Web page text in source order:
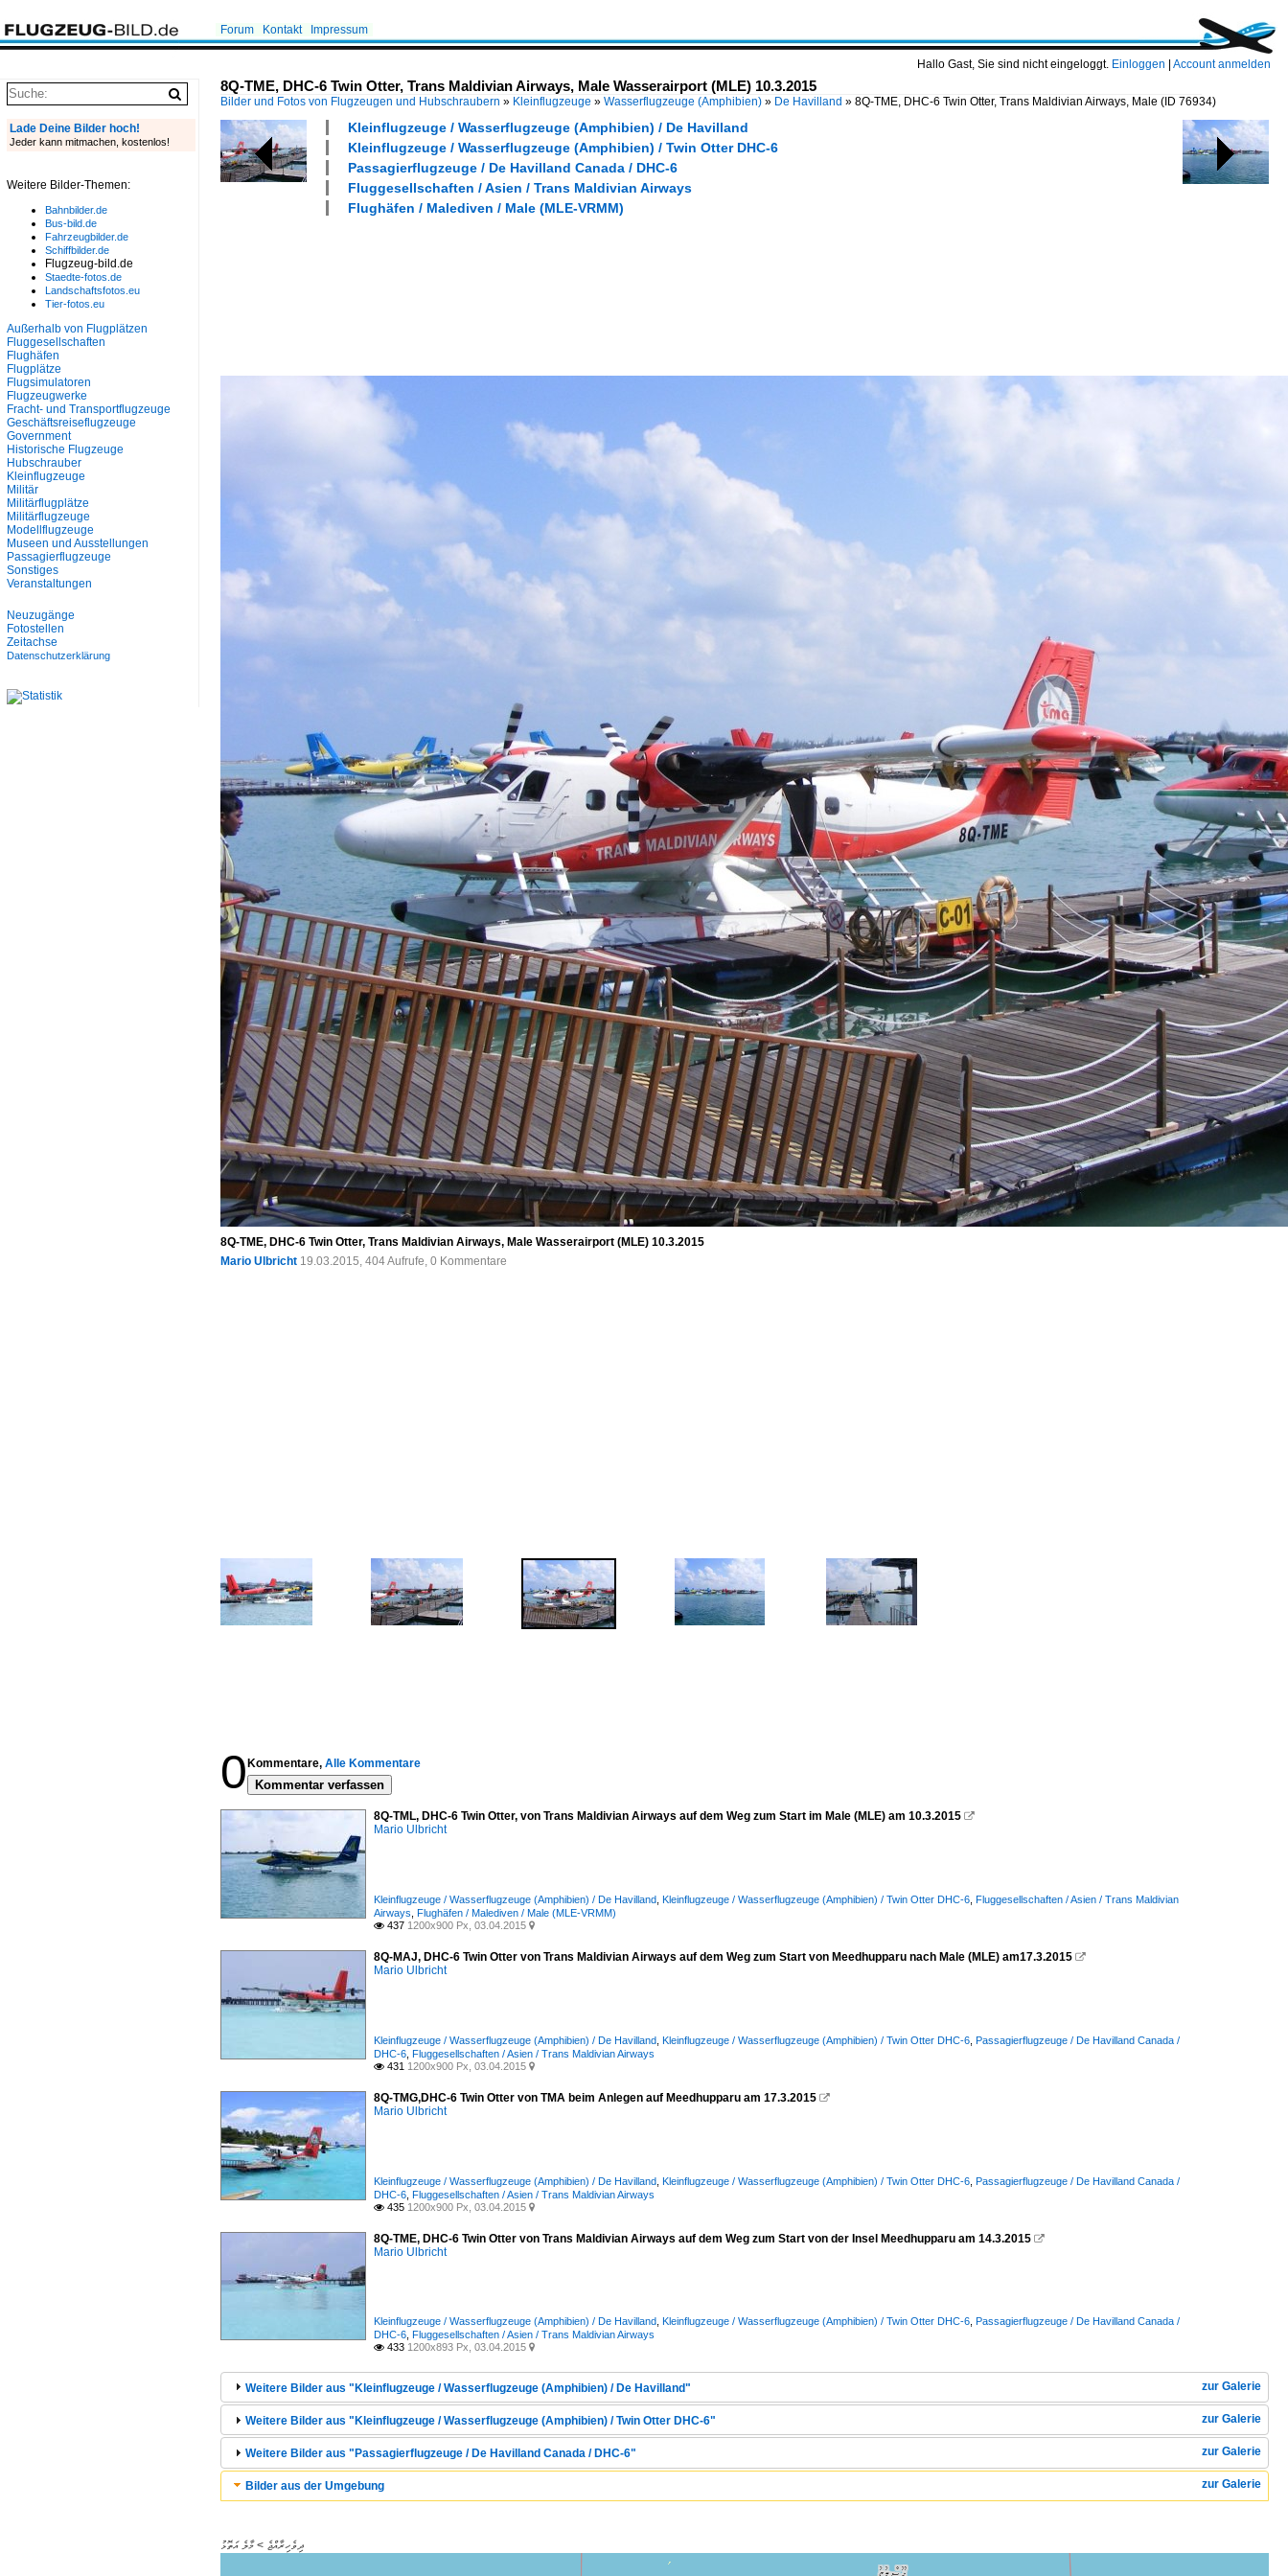
Hallo Gast, Sie sind nicht eingeloggt. Einloggen Account anmelden
Forum Kontakt Impressum
8Q-TME, DHC-6 Twin Otter, Trans Maldivian Airways, Male Wasserairport (MLE) 10.3.2015
Bilder und Fotos von Flugzeugen und Hubschraubern » Kleinflugzeuge » Wasserflugzeuge (Amphibien) » De Havilland » 8Q-TME, DHC-6 Twin Otter, Trans Maldivian Airways, Male (ID 76934)
Kleinflugzeuge / Wasserflugzeuge (Amphibien) / De Havilland
Kleinflugzeuge / Wasserflugzeuge (Amphibien) / Twin Otter DHC-6
Passagierflugzeuge / De Havilland Canada / DHC-6
Fluggesellschaften / Asien / Trans Maldivian Airways
Flughäfen / Malediven / Male (MLE-VRMM)
8Q-TME, DHC-6 Twin Otter, Trans Maldivian Airways, Male Wasserairport (MLE) 10.3.2015
Mario Ulbricht 19.03.2015, 404 Aufrufe, 0 Kommentare
0 Kommentare, Alle Kommentare
Kommentar verfassen
8Q-TML, DHC-6 Twin Otter, von Trans Maldivian Airways auf dem Weg zum Start im Male (MLE) am 10.3.2015 
Mario Ulbricht
Kleinflugzeuge / Wasserflugzeuge (Amphibien) / De Havilland Kleinflugzeuge / Wasserflugzeuge (Amphibien) / Twin Otter DHC-6 Fluggesellschaften / Asien / Trans Maldivian
Airways Flughäfen / Malediven / Male (MLE-VRMM)
 437 1200x900 Px, 03.04.2015 
8Q-MAJ, DHC-6 Twin Otter von Trans Maldivian Airways auf dem Weg zum Start von Meedhupparu nach Male (MLE) am17.3.2015 
Mario Ulbricht
Kleinflugzeuge / Wasserflugzeuge (Amphibien) / De Havilland Kleinflugzeuge / Wasserflugzeuge (Amphibien) / Twin Otter DHC-6 Passagierflugzeuge / De Havilland Canada /
DHC-6 Fluggesellschaften / Asien / Trans Maldivian Airways
 431 1200x900 Px, 03.04.2015 
8Q-TMG,DHC-6 Twin Otter von TMA beim Anlegen auf Meedhupparu am 17.3.2015 
Mario Ulbricht
Kleinflugzeuge / Wasserflugzeuge (Amphibien) / De Havilland Kleinflugzeuge / Wasserflugzeuge (Amphibien) / Twin Otter DHC-6 Passagierflugzeuge / De Havilland Canada /
DHC-6 Fluggesellschaften / Asien / Trans Maldivian Airways
 435 1200x900 Px, 03.04.2015 
8Q-TME, DHC-6 Twin Otter von Trans Maldivian Airways auf dem Weg zum Start von der Insel Meedhupparu am 14.3.2015 
Mario Ulbricht
Kleinflugzeuge / Wasserflugzeuge (Amphibien) / De Havilland Kleinflugzeuge / Wasserflugzeuge (Amphibien) / Twin Otter DHC-6 Passagierflugzeuge / De Havilland Canada /
DHC-6 Fluggesellschaften / Asien / Trans Maldivian Airways
 433 1200x893 Px, 03.04.2015 
zur Galerie
Weitere Bilder aus "Kleinflugzeuge / Wasserflugzeuge (Amphibien) / De Havilland"
zur Galerie
Weitere Bilder aus "Kleinflugzeuge / Wasserflugzeuge (Amphibien) / Twin Otter DHC-6"
zur Galerie
Weitere Bilder aus "Passagierflugzeuge / De Havilland Canada / DHC-6"
zur Galerie
Bilder aus der Umgebung
ދިވެހިރާއްޖެ > މާލެ އަތޮޅު
Lade Deine Bilder hoch!
Jeder kann mitmachen, kostenlos!
Weitere Bilder-Themen:
Bahnbilder.de
Bus-bild.de
Fahrzeugbilder.de
Schiffbilder.de
Flugzeug-bild.de
Staedte-fotos.de
Landschaftsfotos.eu
Tier-fotos.eu
Außerhalb von Flugplätzen
Fluggesellschaften
Flughäfen
Flugplätze
Flugsimulatoren
Flugzeugwerke
Fracht- und Transportflugzeuge
Geschäftsreiseflugzeuge
Government
Historische Flugzeuge
Hubschrauber
Kleinflugzeuge
Militär
Militärflugplätze
Militärflugzeuge
Modellflugzeuge
Museen und Ausstellungen
Passagierflugzeuge
Sonstiges
Veranstaltungen
Neuzugänge
Fotostellen
Zeitachse
Datenschutzerklärung